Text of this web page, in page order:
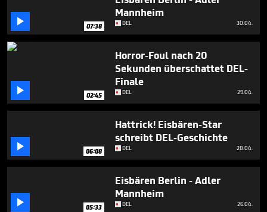
21
seconds
 07:38
Mannheim
DEL 30.04.
 02:45
Horror-Foul nach 20
Sekunden überschattet DEL-
Finale
DEL 29.04.
 06:08
Hattrick! Eisbären-Star
schreibt DEL-Geschichte
DEL 28.04.
 05:33
Eisbären Berlin - Adler
Mannheim
DEL 26.04.